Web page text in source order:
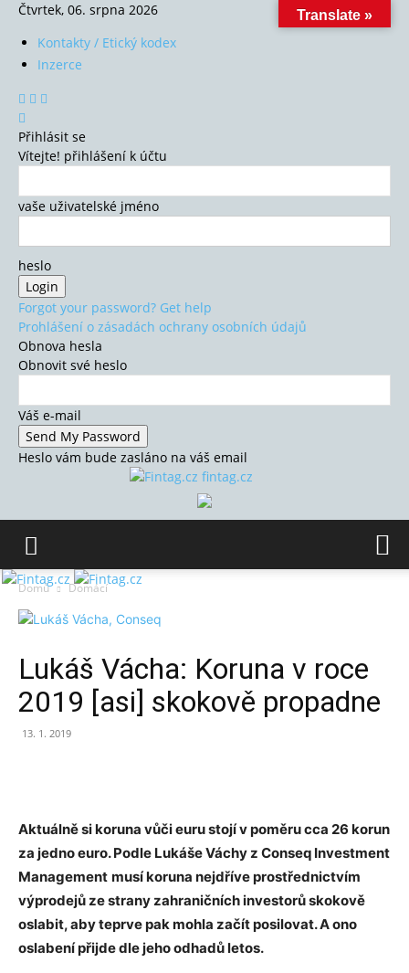
Čtvrtek, 06. srpna 2026
Kontakty / Etický kodex
Inzerce
Přihlásit se
Vítejte! přihlášení k účtu
vaše uživatelské jméno
heslo
Forgot your password? Get help
Prohlášení o zásadách ochrany osobních údajů
Obnova hesla
Obnovit své heslo
Váš e-mail
Heslo vám bude zasláno na váš email
fintag.cz
Domů Domácí
Lukáš Vácha: Koruna v roce
2019 [asi] skokově propadne
13. 1. 2019
Aktuálně si koruna vůči euru stojí v poměru cca 26 korun
za jedno euro. Podle Lukáše Váchy z Conseq Investment
Management musí koruna nejdříve prostřednictvím
výprodejů ze strany zahraničních investorů skokově
oslabit, aby teprve pak mohla začít posilovat. A ono
oslabení přijde dle jeho odhadů letos.
Translate »